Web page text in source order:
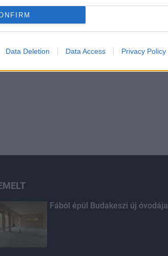
Data Deletion Data Access Privacy Policy
Fából épül Budakeszi új óvodája